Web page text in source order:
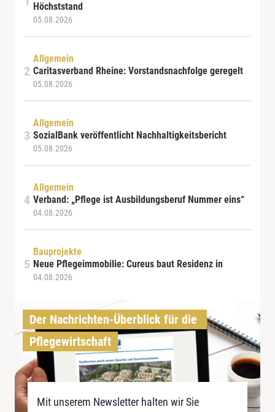
Höchststand
05.08.2026
Allgemein
Caritasverband Rheine: Vorstandsnachfolge geregelt
05.08.2026
Allgemein
SozialBank veröffentlicht Nachhaltigkeitsbericht
05.08.2026
Allgemein
Verband: „Pflege ist Ausbildungsberuf Nummer eins“
04.08.2026
Bauprojekte
Neue Pflegeimmobilie: Cureus baut Residenz in
04.08.2026
Der Nachrichten-Überblick für die
Pflegewirtschaft
Mit unserem Newsletter halten wir Sie